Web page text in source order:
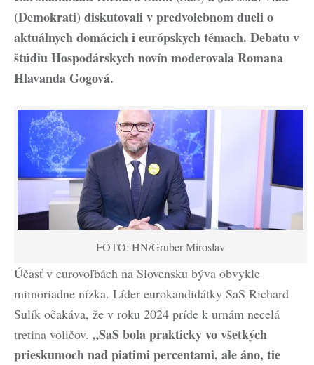
(Demokrati) diskutovali v predvolebnom dueli o
aktuálnych domácich i európskych témach. Debatu v
štúdiu Hospodárskych novín moderovala Romana
Hlavanda Gogová.
FOTO: HN/Gruber Miroslav
Účasť v eurovoľbách na Slovensku býva obvykle
mimoriadne nízka. Líder eurokandidátky SaS Richard
Sulík očakáva, že v roku 2024 príde k urnám necelá
tretina voličov. „SaS bola prakticky vo všetkých
prieskumoch nad piatimi percentami, ale áno, tie